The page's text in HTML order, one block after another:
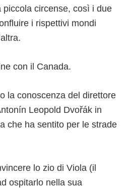
piccola circense, così i due
i rispettivi mondi
con il Canada.
la conoscenza del direttore
Leopold Dvořák in
che ha sentito per le strade
lo zio di Viola (il
ospitarlo nella sua